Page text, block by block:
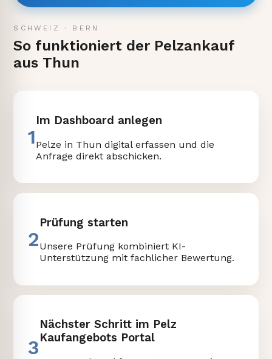
SCHWEIZ · BERN
So funktioniert der Pelzankauf
aus Thun
1
Im Dashboard anlegen
Pelze in Thun digital erfassen und die
Anfrage direkt abschicken.
2
Prüfung starten
Unsere Prüfung kombiniert KI-
Unterstützung mit fachlicher Bewertung.
3
Nächster Schritt im Pelz
Kaufangebots Portal